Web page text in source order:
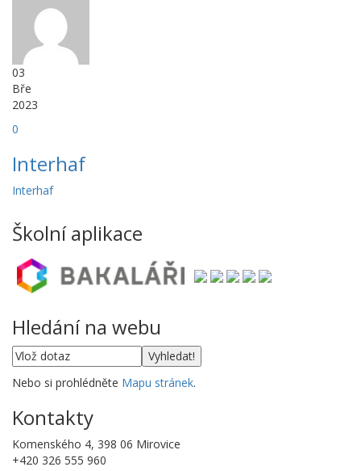
03
Bře
2023
0
Interhaf
Interhaf
Školní aplikace
Hledání na webu
Nebo si prohlédněte Mapu stránek.
Kontakty
Komenského 4, 398 06 Mirovice
+420 326 555 960